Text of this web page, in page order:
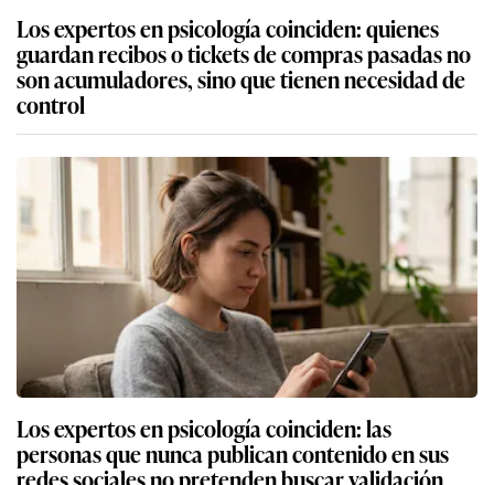
Los expertos en psicología coinciden: quienes
guardan recibos o tickets de compras pasadas no
son acumuladores, sino que tienen necesidad de
control
Los expertos en psicología coinciden: las
personas que nunca publican contenido en sus
redes sociales no pretenden buscar validación